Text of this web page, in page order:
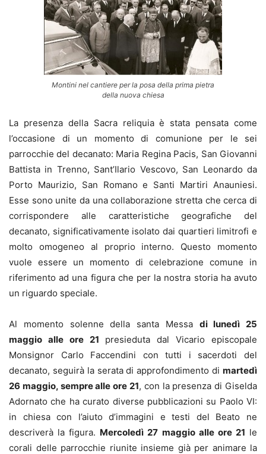
Montini nel cantiere per la posa della prima pietra
della nuova chiesa
La presenza della Sacra reliquia è stata pensata come
l’occasione di un momento di comunione per le sei
parrocchie del decanato: Maria Regina Pacis, San Giovanni
Battista in Trenno, Sant’Ilario Vescovo, San Leonardo da
Porto Maurizio, San Romano e Santi Martiri Anauniesi.
Esse sono unite da una collaborazione stretta che cerca di
corrispondere alle caratteristiche geografiche del
decanato, significativamente isolato dai quartieri limitrofi e
molto omogeneo al proprio interno. Questo momento
vuole essere un momento di celebrazione comune in
riferimento ad una figura che per la nostra storia ha avuto
un riguardo speciale.
Al momento solenne della santa Messa di lunedì 25
maggio alle ore 21 presieduta dal Vicario episcopale
Monsignor Carlo Faccendini con tutti i sacerdoti del
decanato, seguirà la serata di approfondimento di martedì
26 maggio, sempre alle ore 21, con la presenza di Giselda
Adornato che ha curato diverse pubblicazioni su Paolo VI:
in chiesa con l’aiuto d’immagini e testi del Beato ne
descriverà la figura. Mercoledì 27 maggio alle ore 21 le
corali delle parrocchie riunite insieme già per animare la